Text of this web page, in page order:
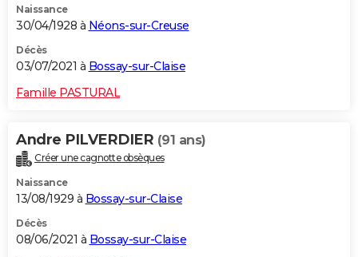
Naissance
30/04/1928 à Néons-sur-Creuse
Décès
03/07/2021 à Bossay-sur-Claise
Famille PASTURAL
Andre PILVERDIER (91 ans)
Créer une cagnotte obsèques
Naissance
13/08/1929 à Bossay-sur-Claise
Décès
08/06/2021 à Bossay-sur-Claise